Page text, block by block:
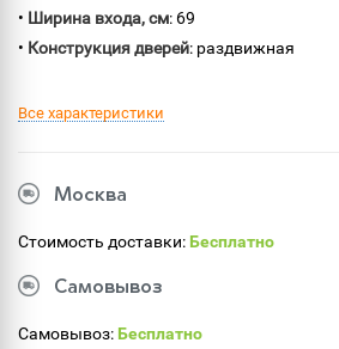
• Ширина входа, см: 69
• Конструкция дверей: раздвижная
Все характеристики
Москва
Стоимость доставки:Бесплатно
Самовывоз
Самовывоз:Бесплатно